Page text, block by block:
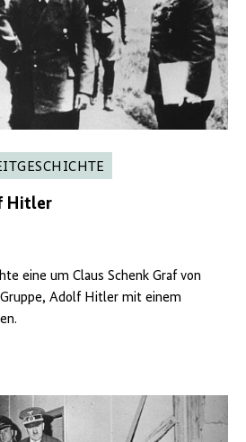
Hitler
eine um Claus Schenk Graf von
Adolf Hitler mit einem